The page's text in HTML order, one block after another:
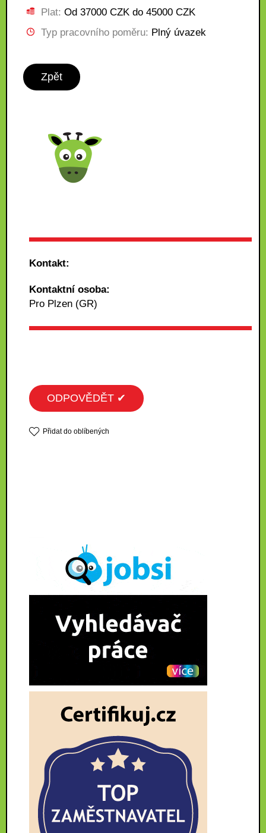
Plat: Od 37000 CZK do 45000 CZK
Typ pracovního poměru: Plný úvazek
Zpět
Kontakt:
Kontaktní osoba:
Pro Plzen (GR)
ODPOVĚDĚT ✔
Přidat do oblíbených